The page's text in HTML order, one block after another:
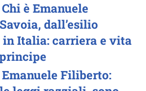
Chi è Emanuele
dall’esilio
in Italia: carriera e vita
Emanuele Filiberto: